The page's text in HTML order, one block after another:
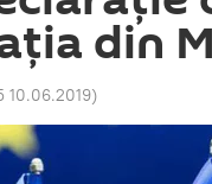
din
10.06.2019)